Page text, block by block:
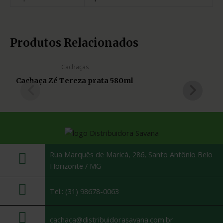
Produtos Relacionados
Cachaças
Cachaça Zé Tereza prata 580ml
Rua Marquês de Maricá, 286, Santo Antônio Belo
Horizonte / MG
Tel.: (31) 98678-0063
cachaca@distribuidorasavana.com.br